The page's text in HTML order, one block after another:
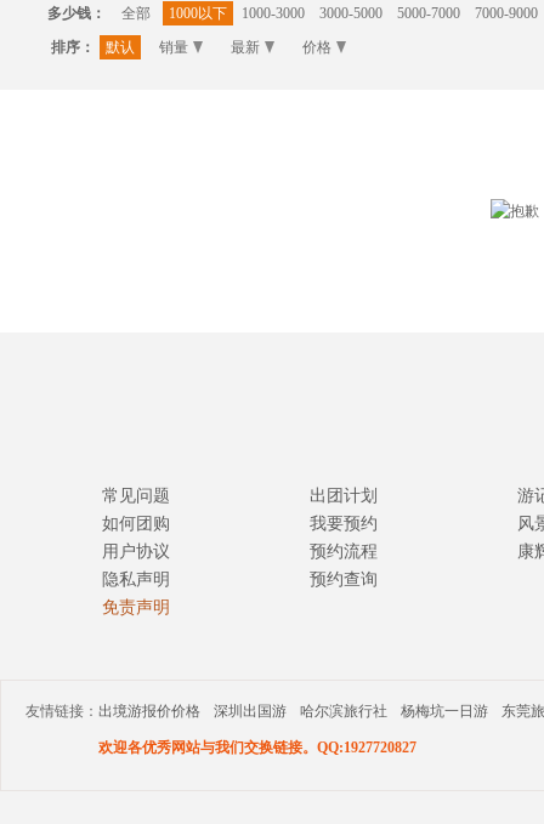
多少钱： 全部 1000以下 1000-3000 3000-5000 5000-7000
7000-9000
排序：
默认 销量 最新 价格
常见问题
如何团购
用户协议
隐私声明
免责声明
出团计划
我要预约
预约流程
预约查询
游
风
康
友情链接： 出境游报价价格 深圳出国游 哈尔滨旅行社 杨梅坑一日游 东莞
欢迎各优秀网站与我们交换链接。QQ:1927720827